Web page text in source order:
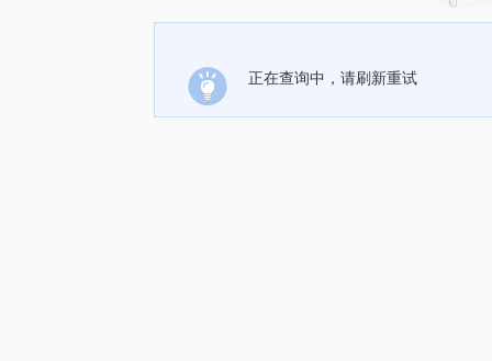
正在查询中，请刷新重试